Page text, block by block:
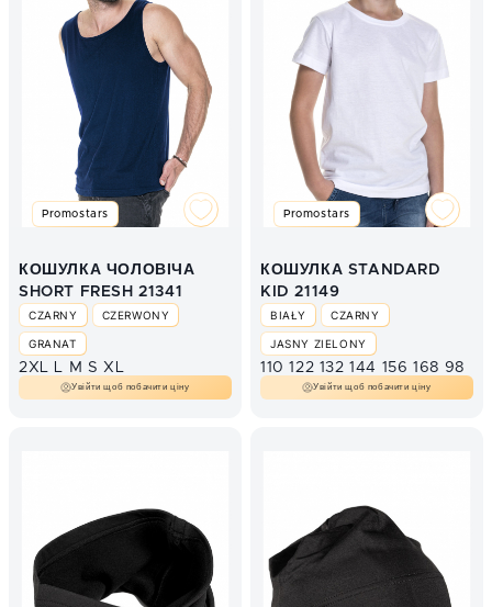
Promostars
КОШУЛКА ЧОЛОВІЧА
SHORT FRESH 21341
CZARNY CZERWONY
GRANAT
2XL L M S XL
Увійти щоб побачити ціну
Promostars
КОШУЛКА STANDARD
KID 21149
BIAŁY CZARNY
JASNY ZIELONY
LIMONKOWY
ZIELONY KELLY
110 122 132 144 156 168 98
Увійти щоб побачити ціну